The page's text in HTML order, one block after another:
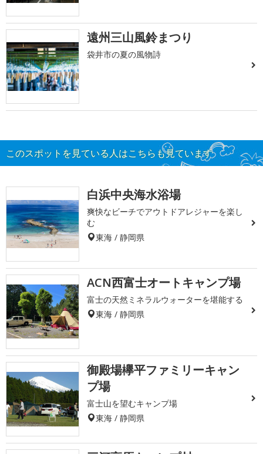
遠州三山風鈴まつり
袋井市の夏の風物詩
このスポットを見ている人はこちらも見ています
白浜中央海水浴場
爽快なビーチでアウトドアレジャーを楽し
む
東海 / 静岡県
ACN西富士オートキャンプ場
富士の天然ミネラルウォーターを堪能する
東海 / 静岡県
御殿場欅平ファミリーキャン
プ場
富士山を望むキャンプ場
東海 / 静岡県